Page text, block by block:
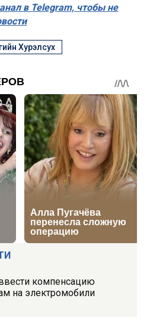
компенсацию
на электромобили
в Telegram, чтобы не
Хурэлсух